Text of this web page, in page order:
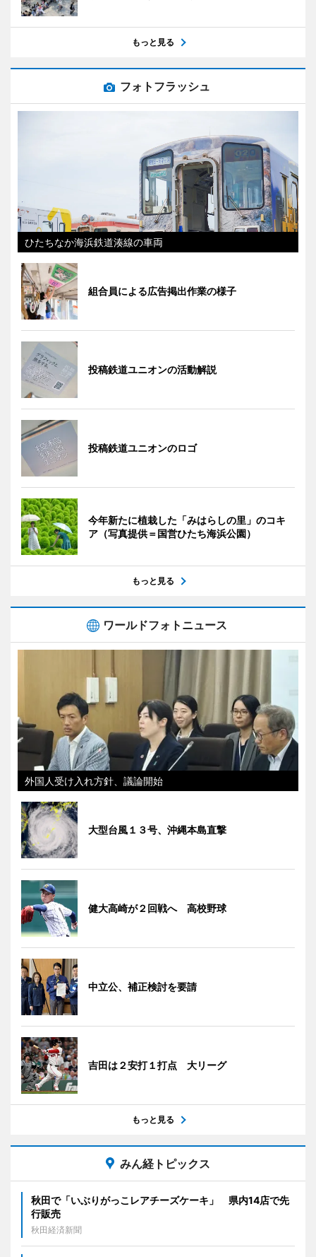
もっと見る
フォトフラッシュ
ひたちなか海浜鉄道湊線の車両
組合員による広告掲出作業の様子
投稿鉄道ユニオンの活動解説
投稿鉄道ユニオンのロゴ
今年新たに植栽した「みはらしの里」のコキ
ア（写真提供＝国営ひたち海浜公園）
もっと見る
ワールドフォトニュース
外国人受け入れ方針、議論開始
大型台風１３号、沖縄本島直撃
健大高崎が２回戦へ 高校野球
中立公、補正検討を要請
吉田は２安打１打点 大リーグ
もっと見る
みん経トピックス
秋田で「いぶりがっこレアチーズケーキ」 県内14店で先
行販売
秋田経済新聞